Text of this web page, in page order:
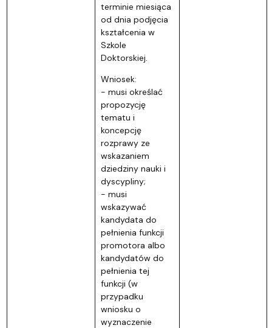
terminie miesiąca
od dnia podjęcia
kształcenia w
Szkole
Doktorskiej.
Wniosek:
- musi określać
propozycję
tematu i
koncepcję
rozprawy ze
wskazaniem
dziedziny nauki i
dyscypliny;
- musi
wskazywać
kandydata do
pełnienia funkcji
promotora albo
kandydatów do
pełnienia tej
funkcji (w
przypadku
wniosku o
wyznaczenie